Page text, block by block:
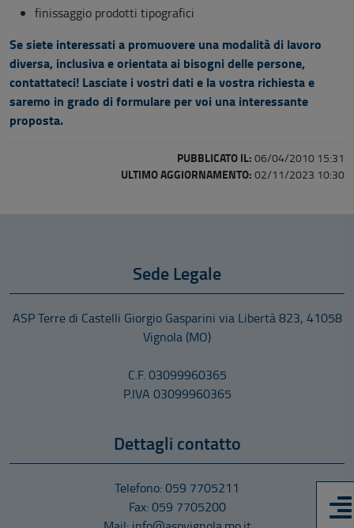
finissaggio prodotti tipografici
Se siete interessati a promuovere una modalità di lavoro
diversa, inclusiva e orientata ai bisogni delle persone,
contattateci! Lasciate i vostri dati e la vostra richiesta e
saremo in grado di formulare per voi una interessante
proposta.
PUBBLICATO IL: 06/04/2010 15:31
ULTIMO AGGIORNAMENTO: 02/11/2023 10:30
Sede Legale
ASP Terre di Castelli Giorgio Gasparini via Libertà 823, 41058
Vignola (MO)
C.F. 03099960365
P.IVA 03099960365
Dettagli contatto
Telefono: 059 7705211
Fax: 059 7705200